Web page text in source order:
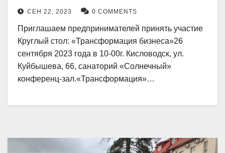
СЕН 22, 2023 0 COMMENTS
Приглашаем предпринимателей принять участие
Круглый стол: «Трансформация бизнеса»26
сентября 2023 года в 10-00г. Кисловодск, ул.
Куйбышева, 66, санаторий «Солнечный»
конференц-зал.«Трансформация»…